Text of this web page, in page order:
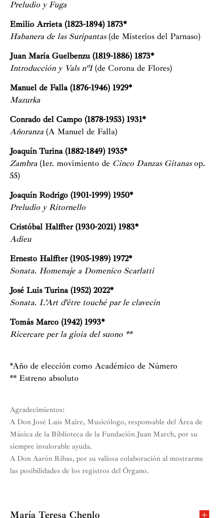
Preludio y Fuga
Emilio Arrieta (1823-1894) 1873*
Habanera de las Suripantas (de Misterios del Parnaso)
Juan María Guelbenzu (1819-1886) 1873*
Introducción y Vals nº1 (de Corona de Flores)
Manuel de Falla (1876-1946) 1929*
Mazurka
Conrado del Campo (1878-1953) 1931*
Añoranza (A Manuel de Falla)
Joaquín Turina (1882-1849) 1935*
Zambra (1er. movimiento de Cinco Danzas Gitanasop.
55)
Joaquín Rodrigo (1901-1999) 1950*
Preludio y Ritornello
Cristóbal Halffter (1930-2021) 1983*
Adieu
Ernesto Halffter (1905-1989) 1972*
Sonata. Homenaje a Domenico Scarlatti
José Luis Turina (1952) 2022*
Sonata. L’Art d’être touché par le clavecin
Tomás Marco (1942) 1993*
Ricercare per la gioia del suono **
*Año de elección como Académico de Número
** Estreno absoluto
Agradecimientos:
A Don José Luis Maire, Musicólogo, responsable del Área de
Música de la Biblioteca de la Fundación Juan March, por su
siempre invalorable ayuda.
A Don Aarón Ribas, por su valiosa colaboración al mostrarme
las posibilidades de los registros del Órgano.
María Teresa Chenlo